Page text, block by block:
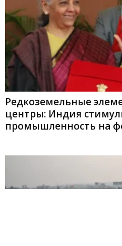
Редкоземельные
центры: Индия
промышленность на